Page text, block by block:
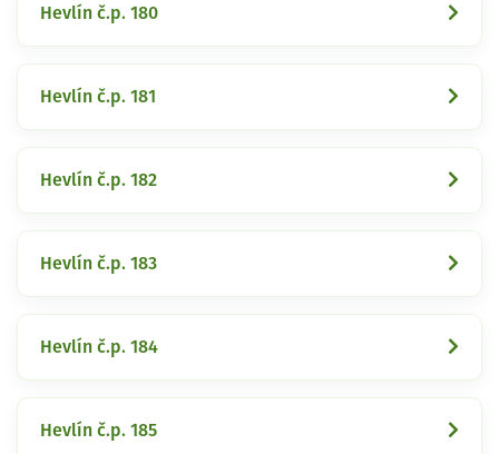
Hevlín č.p. 180
Hevlín č.p. 181
Hevlín č.p. 182
Hevlín č.p. 183
Hevlín č.p. 184
Hevlín č.p. 185